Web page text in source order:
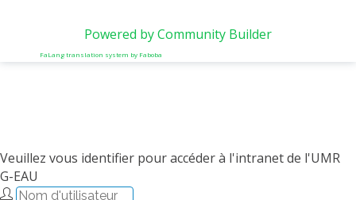
Powered by Community Builder
FaLang translation system by Faboba
Veuillez vous identifier pour accéder à l'intranet de l'UMR
G-EAU